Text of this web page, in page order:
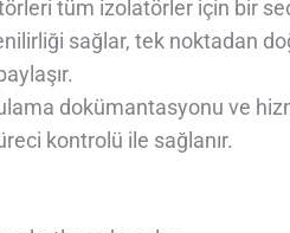
tüm izolatörler için bir
sağlar, tek noktadan
dokümantasyonu ve
kontrolü ile sağlanır.